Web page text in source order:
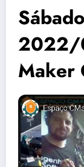
2022/
Maker